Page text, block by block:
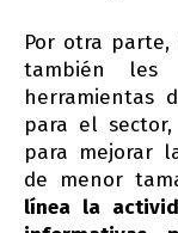
Por otra parte,
también les
herramientas
para el sector,
para mejorar
de menor
línea la